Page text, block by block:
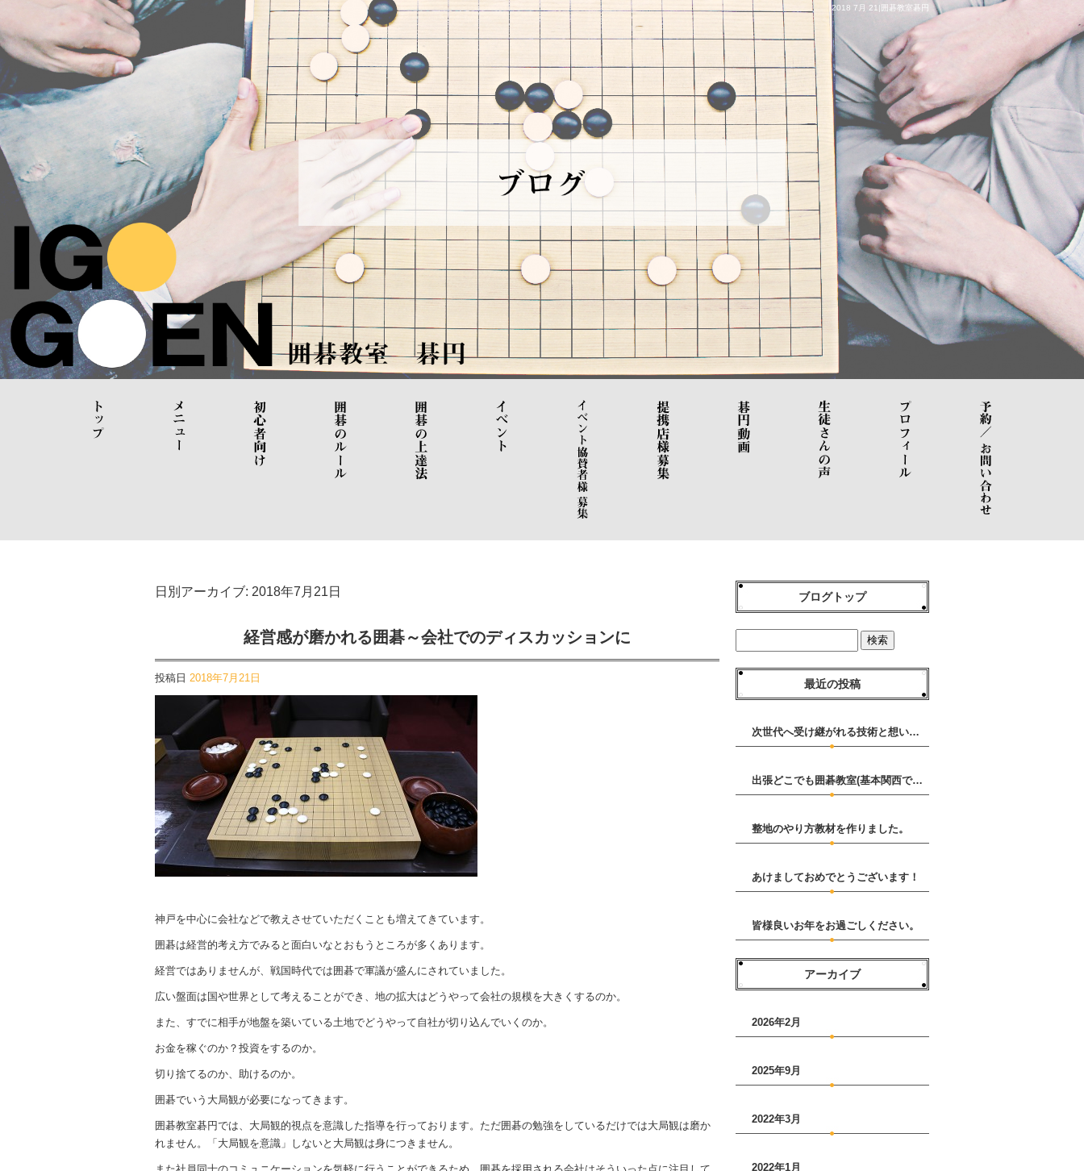
2018 7月 21|囲碁教室碁円
日別アーカイブ: 2018年7月21日
経営感が磨かれる囲碁～会社でのディスカッションに
投稿日 2018年7月21日
神戸を中心に会社などで教えさせていただくことも増えてきています。
囲碁は経営的考え方でみると面白いなとおもうところが多くあります。
経営ではありませんが、戦国時代では囲碁で軍議が盛んにされていました。
広い盤面は国や世界として考えることができ、地の拡大はどうやって会社の規模を大きくするのか。
また、すでに相手が地盤を築いている土地でどうやって自社が切り込んでいくのか。
お金を稼ぐのか？投資をするのか。
切り捨てるのか、助けるのか。
囲碁でいう大局観が必要になってきます。
囲碁教室碁円では、大局観的視点を意識した指導を行っております。ただ囲碁の勉強をしているだけでは大局観は磨か
れません。「大局観を意識」しないと大局観は身につきません。
ブログトップ
最近の投稿
次世代へ受け継がれる技術と想い～ 古碁専門棋譜並べ解説動画集 のサービスをはじめました。
出張どこでも囲碁教室(基本関西であればどこでも）はじめます。
整地のやり方教材を作りました。
あけましておめでとうございます！
皆様良いお年をお過ごしください。
アーカイブ
2026年2月
2025年9月
2022年3月
2022年1月